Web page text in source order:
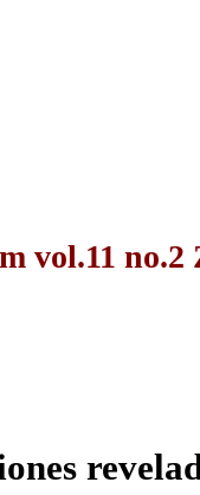
vol.11 no.2